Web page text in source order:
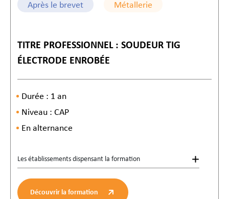
Après le brevet Métallerie
TITRE PROFESSIONNEL : SOUDEUR TIG
ÉLECTRODE ENROBÉE
Durée : 1 an
Niveau : CAP
En alternance
Les établissements dispensant la formation
Découvrir la formation